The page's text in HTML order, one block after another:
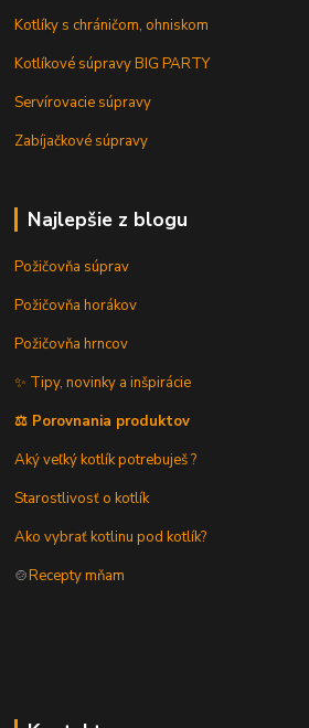
Kotlíky s chráničom, ohniskom
Kotlíkové súpravy BIG PARTY
Servírovacie súpravy
Zabíjačkové súpravy
Najlepšie z blogu
Požičovňa súprav
Požičovňa horákov
Požičovňa hrncov
✨ Tipy, novinky a inšpirácie
⚖️ Porovnania produktov
Aký veľký kotlík potrebuješ ?
Starostlivosť o kotlík
Ako vybrať kotlinu pod kotlík?
🍲Recepty mňam